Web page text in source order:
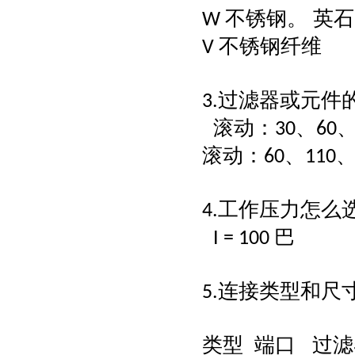
W 不锈钢。 英
V 不锈钢纤维
3.过滤器或元件
滚动： 30、 60
滚动： 60、 110
4.工作压力怎么
I = 100 巴
5.连接类型和尺
类型 端口 过滤